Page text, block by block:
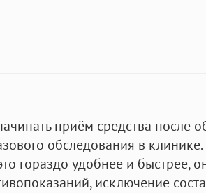
приём средства после
обследования в клинике.
гораздо удобнее и быстрее,
исключение